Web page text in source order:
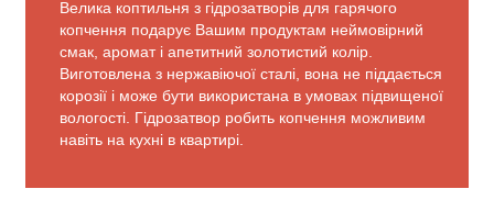
Велика коптильня з гідрозатворів для гарячого
копчення подарує Вашим продуктам неймовірний
смак, аромат і апетитний золотистий колір.
Виготовлена з нержавіючої сталі, вона не піддається
корозії і може бути використана в умовах підвищеної
вологості. Гідрозатвор робить копчення можливим
навіть на кухні в квартирі.